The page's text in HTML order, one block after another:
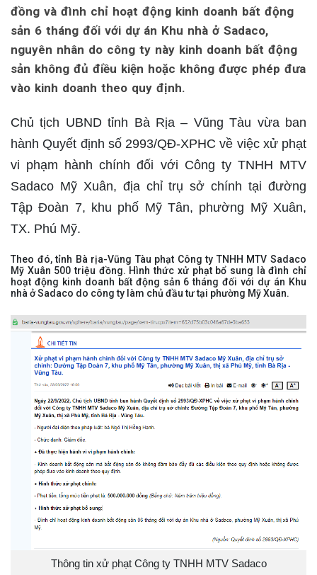
đồng và đình chỉ hoạt động kinh doanh bất động
sản 6 tháng đối với dự án Khu nhà ở Sadaco,
nguyên nhân do công ty này kinh doanh bất động
sản không đủ điều kiện hoặc không được phép đưa
vào kinh doanh theo quy định.
Chủ tịch UBND tỉnh Bà Rịa – Vũng Tàu vừa ban
hành Quyết định số 2993/QĐ-XPHC về việc xử phạt
vi phạm hành chính đối với Công ty TNHH MTV
Sadaco Mỹ Xuân, địa chỉ trụ sở chính tại đường
Tập Đoàn 7, khu phố Mỹ Tân, phường Mỹ Xuân,
TX. Phú Mỹ.
Theo đó, tỉnh Bà rịa-Vũng Tàu phạt Công ty TNHH MTV Sadaco
Mỹ Xuân 500 triệu đồng. Hình thức xử phạt bổ sung là đình chỉ
hoạt động kinh doanh bất động sản 6 tháng đối với dự án Khu
nhà ở Sadaco do công ty làm chủ đầu tư tại phường Mỹ Xuân.
Thông tin xử phạt Công ty TNHH MTV Sadaco